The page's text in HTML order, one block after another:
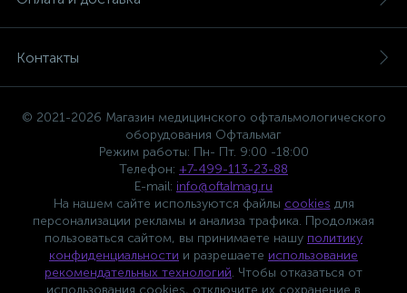
Контакты
© 2021-2026 Магазин медицинского офтальмологического
оборудования Офтальмаг
Режим работы: Пн- Пт. 9:00 -18:00
Телефон: +7-499-113-23-88
E-mail: info@oftalmag.ru
На нашем сайте используются файлы cookies для
персонализации рекламы и анализа трафика. Продолжая
пользоваться сайтом, вы принимаете нашу политику
конфиденциальности и разрешаете использование
рекомендательных технологий. Чтобы отказаться от
использования cookies, отключите их сохранение в